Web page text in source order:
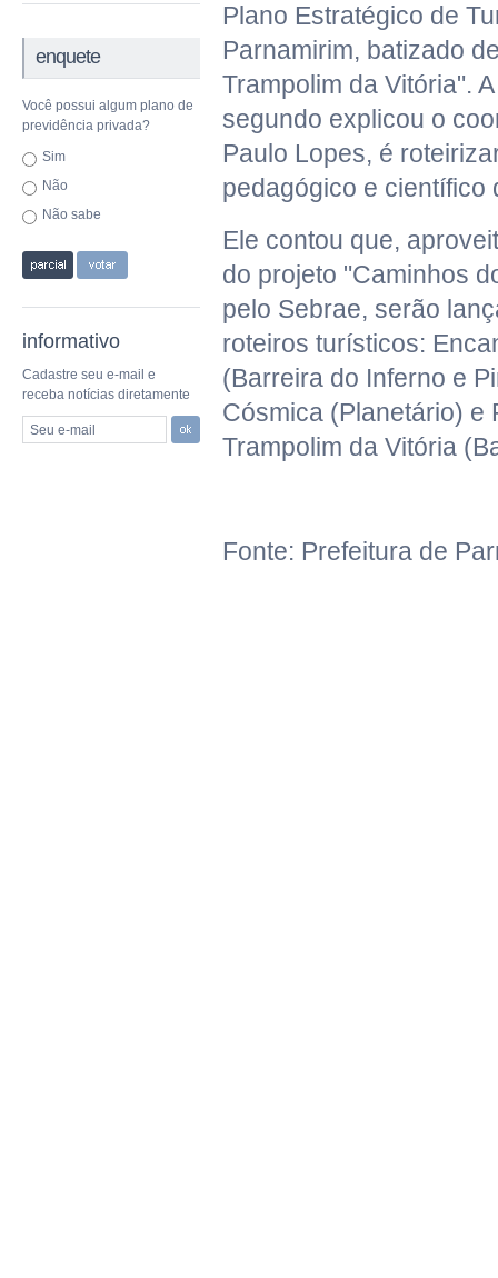
enquete
Você possui algum plano de
previdência privada?
Sim
Não
Não sabe
informativo
Cadastre seu e-mail e
receba notícias diretamente
Seu e-mail
Plano Estratégico de
Parnamirim, batizado
Trampolim da Vitória".
segundo explicou o
Paulo Lopes, é
pedagógico e científico
Ele contou que,
do projeto "Caminhos
pelo Sebrae, serão
roteiros turísticos:
(Barreira do Inferno e
Cósmica (Planetário) e
Trampolim da Vitória
Fonte: Prefeitura de